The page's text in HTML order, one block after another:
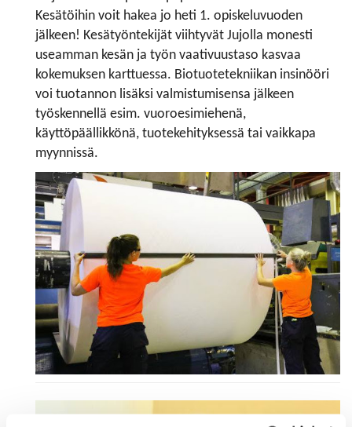
Kesätöihin voit hakea jo heti 1. opiskeluvuoden
jälkeen! Kesätyöntekijät viihtyvät Jujolla monesti
useamman kesän ja työn vaativuustaso kasvaa
kokemuksen karttuessa. Biotuotetekniikan insinööri
voi tuotannon lisäksi valmistumisensa jälkeen
työskennellä esim. vuoroesimiehenä,
käyttöpäällikkönä, tuotekehityksessä tai vaikkapa
myynnissä.